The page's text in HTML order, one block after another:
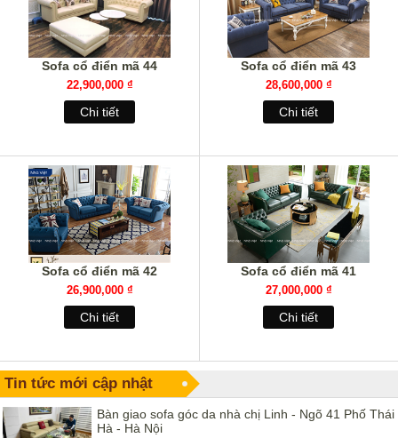
Sofa cổ điển mã 44
22,900,000 ₫
Chi tiết
Sofa cổ điển mã 43
28,600,000 ₫
Chi tiết
Sofa cổ điển mã 42
26,900,000 ₫
Chi tiết
Sofa cổ điển mã 41
27,000,000 ₫
Chi tiết
Tin tức mới cập nhật
Bàn giao sofa góc da nhà chị Linh - Ngõ 41 Phố Thái
Hà - Hà Nội